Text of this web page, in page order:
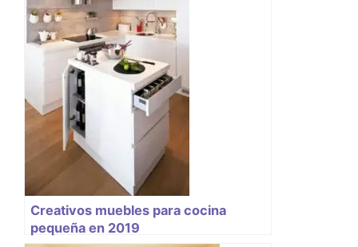
Creativos muebles para cocina
pequeña en 2019